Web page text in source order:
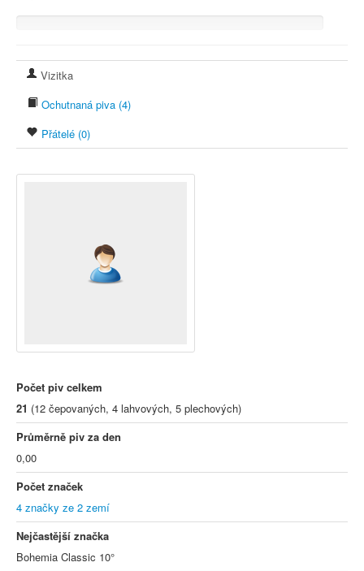
Vizitka
Ochutnaná piva (4)
Přátelé (0)
Počet piv celkem
21 (12 čepovaných, 4 lahvových, 5 plechových)
Průměrně piv za den
0,00
Počet značek
4 značky ze 2 zemí
Nejčastější značka
Bohemia Classic 10°